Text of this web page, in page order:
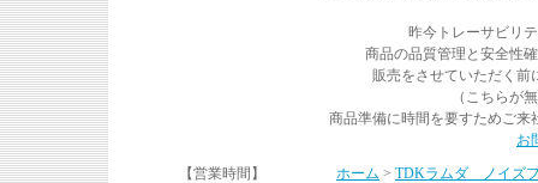
昨今トレーサビリ
商品の品質管理と安全性
販売をさせていただく前
（こちらが
商品準備に時間を要すためご来
お
【営業時間】
ホーム > TDKラムダ ノイズ